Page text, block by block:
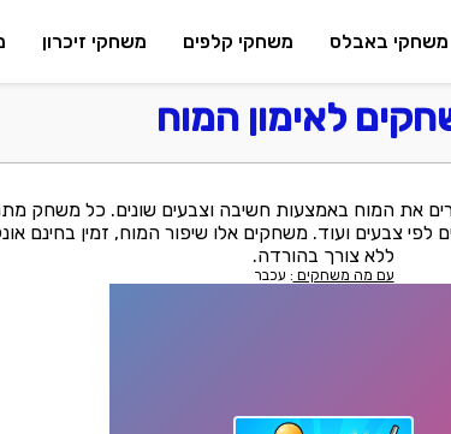
משחקי באבלס משחקי קלפים משחקי זיכרון
לאימון המוח
את המוח באמצעות חשיבה וצבעים שונים. כל משחק
צבעים ועוד. משחקים אלו שיפור המוח, זמין בחינם
ללא צורך בהורדה.
עם מה משחקים : עכבר